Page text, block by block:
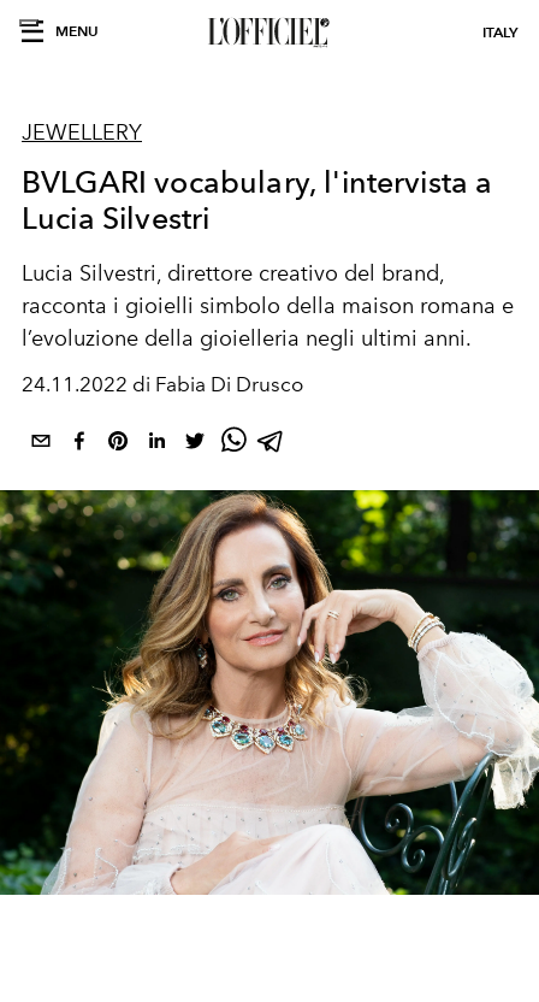
MENU ITALY
JEWELLERY
BVLGARI vocabulary, l'intervista a
Lucia Silvestri
Lucia Silvestri, direttore creativo del brand,
racconta i gioielli simbolo della maison romana e
’evoluzione della gioielleria negli ultimi anni.
24.11.2022 di Fabia Di Drusco